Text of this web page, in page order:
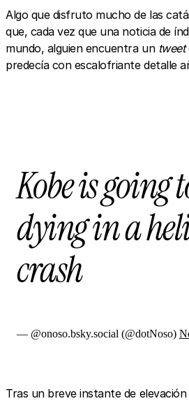
Algo que disfruto mucho de las
que, cada vez que una noticia de
mundo, alguien encuentra un tweet
predecía con escalofriante detalle
Kobe is going
dying in a
crash
— @onoso.bsky.social (@dotNoso)
Tras un breve instante de